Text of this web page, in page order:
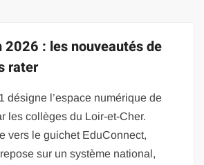
2026 : les nouveautés de
rater
désigne l’espace numérique de
les collèges du Loir-et-Cher.
vers le guichet EduConnect,
sur un système national,